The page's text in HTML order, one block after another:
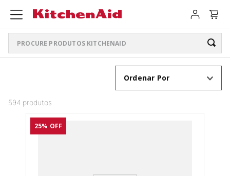
Procure produtos KitchenAid
TERMOS MAIS BUSCADOS
2 LIQUIDIFICADOR PURE POWER
BATEDEIRA
Ordenar Por
594 produtos
25% OFF